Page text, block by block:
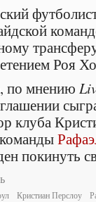
Роя
по мнению
клуба
покинуть
Кристиан Перслоу